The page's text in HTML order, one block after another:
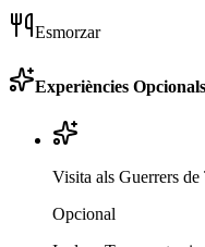
Esmorzar
Experiències Opcionals
Visita als Guerrers de
Opcional